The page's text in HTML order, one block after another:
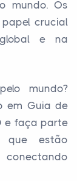
mundo. Os
crucial
e na
mundo?
em Guia de
e faça parte
que estão